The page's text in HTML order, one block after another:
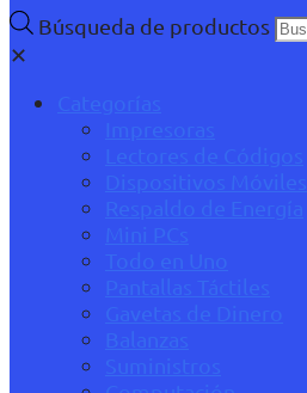
Búsqueda de productos
✕
Categorías
Impresoras
Lectores de Códigos
Dispositivos Móviles
Respaldo de Energía
Mini PCs
Todo en Uno
Pantallas Táctiles
Gavetas de Dinero
Balanzas
Suministros